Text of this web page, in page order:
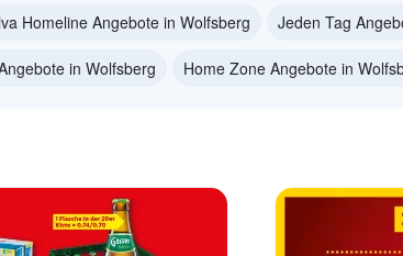
Homeline Angebote in Wolfsberg Jeden Tag
in Wolfsberg Home Zone Angebote in